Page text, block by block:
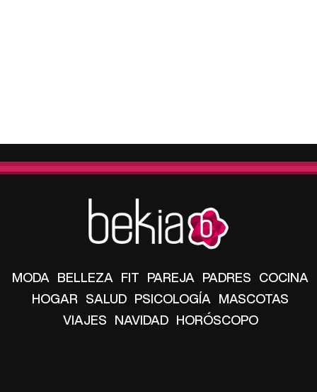
MODA BELLEZA FIT PAREJA PADRES COCINA
HOGAR SALUD PSICOLOGÍA MASCOTAS
VIAJES NAVIDAD HORÓSCOPO